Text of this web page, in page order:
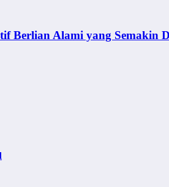
Berlian Alami yang Semakin